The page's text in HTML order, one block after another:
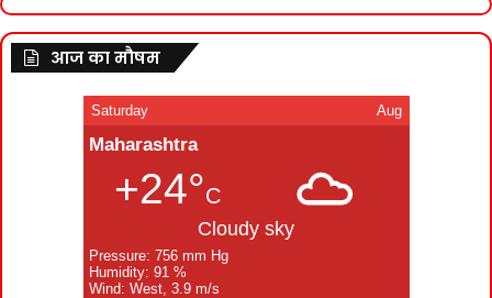
आज का मौषम
Saturday Aug
Maharashtra
+24°C
Cloudy sky
Pressure: 756 mm Hg
Humidity: 91 %
Wind: West, 3.9 m/s